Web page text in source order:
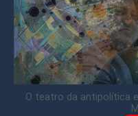
O teatro da antipolítica